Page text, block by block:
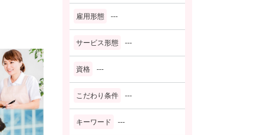
雇用形態 ---
サービス形態 ---
資格 ---
こだわり条件 ---
キーワード ---